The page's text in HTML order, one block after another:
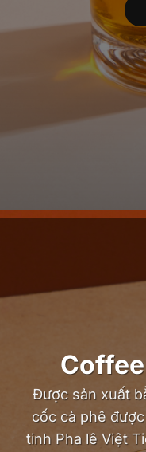
Được sản xuất
cốc cà phê
tinh Pha lê Việt